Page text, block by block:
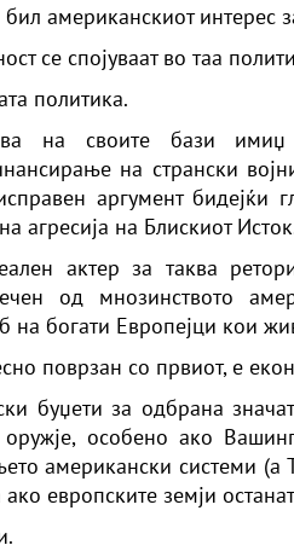
бил американскиот
се спојуваат во таа
политика.
на своите бази имиџ
на странски
аргумент бидејќи
агресија на Блискиот
актер за таква
од мнозинството
на богати Европејци кои
поврзан со првиот, е
буџети за одбрана
особено ако
американски системи
европските земји останат